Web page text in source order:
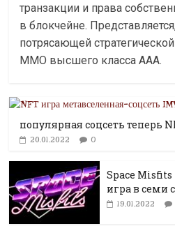
транзакции и права
в блокчейне.
потрясающей
MMO высшего класса ААА.
популярная соцсеть теперь
20.01.2022 0
Space
игра в семи
19.01.2022